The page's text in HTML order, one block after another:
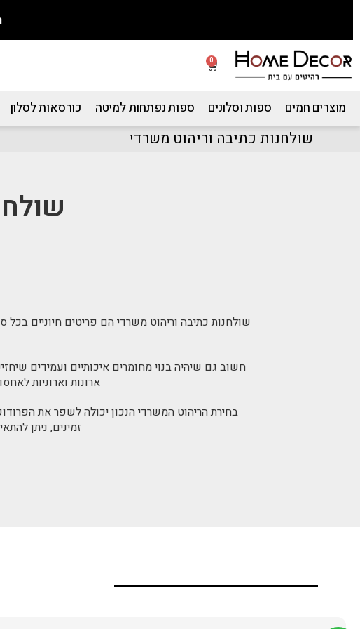
0
מוצרים חמים ספות וסלונים ספות נפתחות למיטה כורסאות לסלון
שולחנות כתיבה וריהוט משרדי
שולחנות כתיבה וריהוט משרדי הם פריטים חיוניים
חשוב גם שיהיה בנוי מחומרים איכותיים ועמידים
ארונות וארוניות
בחירת הריהוט המשרדי הנכון יכולה לשפר את
זמינים, ניתן